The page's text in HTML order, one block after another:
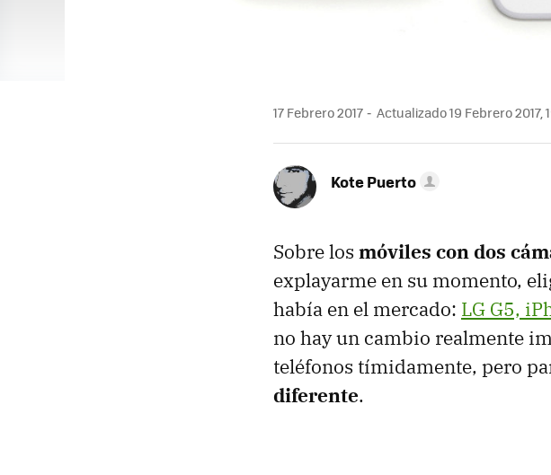
17 Febrero 2017 Actualizado 19 Febrero 2017,
Kote Puerto
Sobre los móviles con dos
explayarme en su momento,
había en el mercado: LG G5,
no hay un cambio realmente
teléfonos tímidamente, pero
diferente.